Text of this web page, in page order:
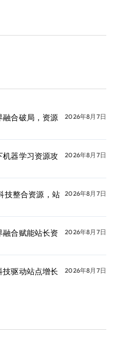
融合破局，资源
2026年8月7日
机器学习资源攻
2026年8月7日
技整合资源，站
2026年8月7日
合赋能站长资
2026年8月7日
驱动站点增长
2026年8月7日